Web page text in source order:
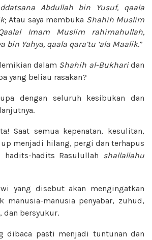
Abdullah bin
Yusuf, qaala
; Atau saya membuka Shahih Muslim
Imam Muslim rahimahullah,
bin Yahya, qaala qara’tu ‘ala Maalik.”
dalam Shahih al-Bukharidan
yang beliau rasakan?
dengan seluruh kesibukan dan
Saat semua kepenatan, kesulitan,
menjadi hilang, pergi dan terhapus
hadits-hadits Rasulullah shallallahu
yang disebut akan mengingatkan
manusia-manusia penyabar, zuhud,
dan bersyukur.
dibaca pasti menjadi tuntunan dan